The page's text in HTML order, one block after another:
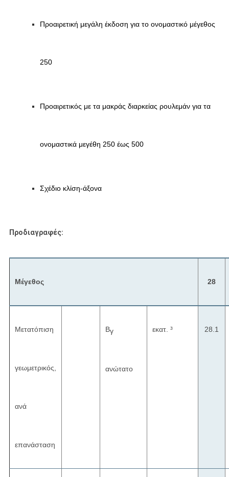
Προαιρετική μεγάλη έκδοση για το ονομαστικό μέγεθος
250
Προαιρετικός με τα μακράς διαρκείας ρουλεμάν για τα
ονομαστικά μεγέθη 250 έως 500
Σχέδιο κλίση-άξονα
Προδιαγραφές:
Μέγεθος 28
Μετατόπιση
γεωμετρικός,
ανά
επανάσταση
Βγ
ανώτατο
εκατ. ³ 28.1